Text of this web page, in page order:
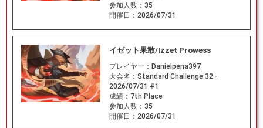
参加人数： 35
開催日： 2026/07/31
イゼット果敢/Izzet Prowess
プレイヤー： Danielpena397
大会名： Standard Challenge 32 -
2026/07/31 #1
成績： 7th Place
参加人数： 35
開催日： 2026/07/31